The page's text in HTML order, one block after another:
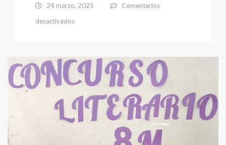
24 marzo, 2025
Comentarios
desactivados
intercambio
Italia